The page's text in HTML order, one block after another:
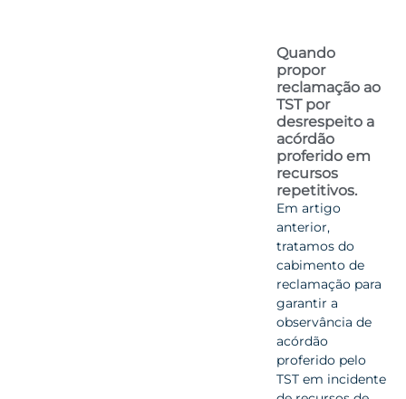
Quando
propor
reclamação ao
TST por
desrespeito a
acórdão
proferido em
recursos
repetitivos.
Em artigo
anterior,
tratamos do
cabimento de
reclamação para
garantir a
observância de
acórdão
proferido pelo
TST em incidente